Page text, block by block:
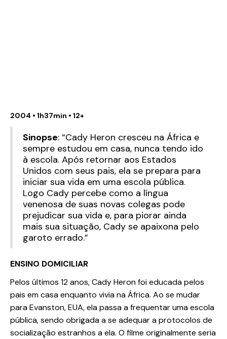
2004 • 1h37min • 12+
Sinopse: “Cady Heron cresceu na África e
sempre estudou em casa, nunca tendo ido
à escola. Após retornar aos Estados
Unidos com seus pais, ela se prepara para
iniciar sua vida em uma escola pública.
Logo Cady percebe como a língua
venenosa de suas novas colegas pode
prejudicar sua vida e, para piorar ainda
mais sua situação, Cady se apaixona pelo
garoto errado.”
ENSINO DOMICILIAR
Pelos últimos 12 anos, Cady Heron foi educada pelos
pais em casa enquanto vivia na África. Ao se mudar
para Evanston, EUA, ela passa a frequentar uma escola
pública, sendo obrigada a se adequar a protocolos de
socialização estranhos a ela. O filme originalmente seria